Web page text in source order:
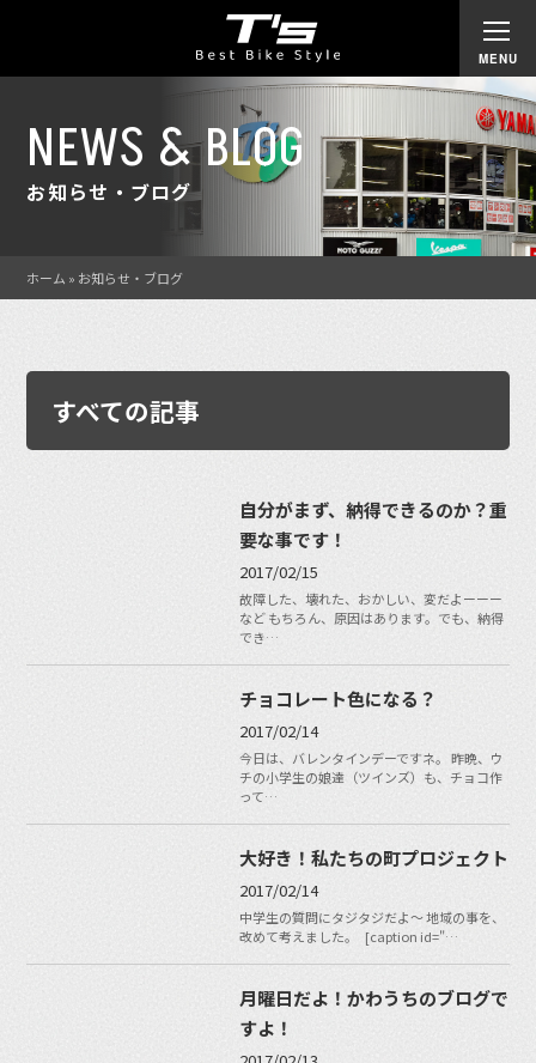
NEWS & BLOG
お知らせ・ブログ
ホーム » お知らせ・ブログ
すべての記事
自分がまず、納得できるのか？重
要な事です！
2017/02/15
故障した、壊れた、おかしい、変だよーーー
など もちろん、原因はあります。でも、納得
でき…
チョコレート色になる？
2017/02/14
今日は、バレンタインデーですネ。 昨晩、ウ
チの小学生の娘達（ツインズ）も、チョコ作
って…
大好き！私たちの町プロジェクト
2017/02/14
中学生の質問にタジタジだよ〜 地域の事を、
改めて考えました。 [caption id="…
月曜日だよ！かわうちのブログで
すよ！